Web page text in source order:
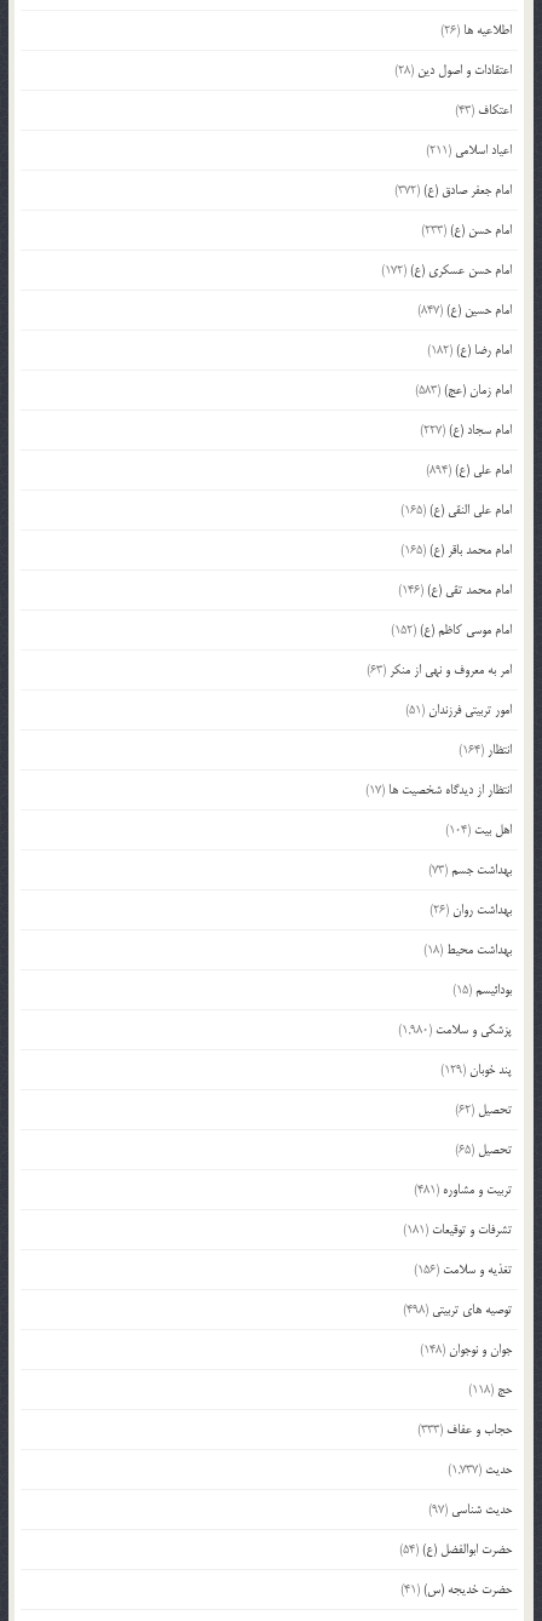
اطلاعیه ها (26)
اعتقادات و اصول دین (28)
اعتکاف (43)
اعیاد اسلامی (211)
امام جعفر صادق (ع)(372)
امام حسن (ع)(233)
امام حسن عسکری (ع)(172)
امام حسین (ع)(847)
امام رضا (ع)(182)
امام زمان (عج)(583)
امام سجاد (ع)(227)
امام علی (ع)(894)
امام علی النقی (ع)(165)
امام محمد باقر (ع)(165)
امام محمد تقی (ع)(146)
امام موسی کاظم (ع)(152)
امر به معروف و نهی از منکر (63)
امور تربیتی فرزندان(51)
انتظار (164)
انتظار از دیدگاه شخصیت ها (17)
اهل بیت (104)
بهداشت جسم(73)
بهداشت روان(26)
بهداشت محیط (18)
بودائیسم(15)
پزشکی و سلامت (1,980)
پند خوبان(129)
تحصیل (62)
تحصیل (65)
تربیت و مشاوره (481)
تشرفات و توقیعات (181)
تغذیه و سلامت (156)
توصیه های تربیتی (498)
جوان و نوجوان(148)
حج (118)
حجاب و عفاف (333)
حدیث (1,737)
حدیث شناسی (97)
حضرت ابوالفضل (ع)(54)
حضرت خدیجه (س)(41)